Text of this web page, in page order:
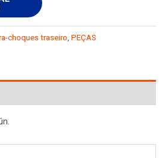
choques traseiro PEÇAS